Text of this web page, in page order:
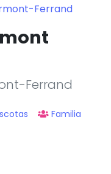
Ferrand
Ferrand
Familia